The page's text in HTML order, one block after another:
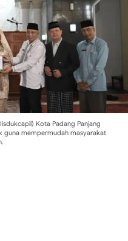
Kota Padang Panjang
guna mempermudah masyarakat